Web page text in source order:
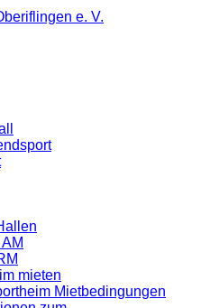
mieten
Mietbedingungen